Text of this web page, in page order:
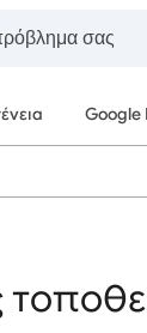
Google